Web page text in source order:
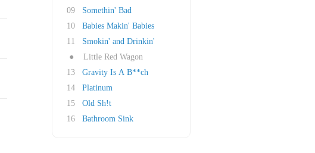
09
Somethin' Bad
10
Babies Makin' Babies
11
Smokin' and Drinkin'
●
Little Red Wagon
13
Gravity Is A B**ch
14
Platinum
15
Old Sh!t
16
Bathroom Sink